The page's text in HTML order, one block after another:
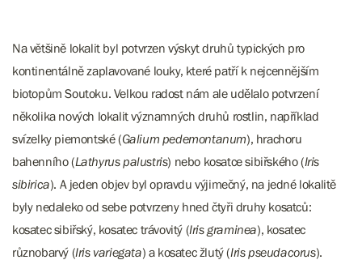
Na většině lokalit byl potvrzen výskyt druhů typických pro
kontinentálně zaplavované louky, které patří k nejcennějším
biotopům Soutoku. Velkou radost nám ale udělalo potvrzení
několika nových lokalit významných druhů rostlin, například
svízelky piemontské (Galium pedemontanum), hrachoru
bahenního (Lathyrus palustris) nebo kosatce sibiřského (Iris
sibirica). A jeden objev byl opravdu výjimečný, na jedné lokalitě
byly nedaleko od sebe potvrzeny hned čtyři druhy kosatců:
kosatec sibiřský, kosatec trávovitý (Iris graminea), kosatec
různobarvý (Iris variegata) a kosatec žlutý (Iris pseudacorus).